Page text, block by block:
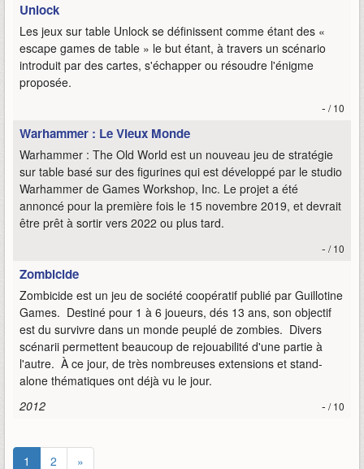
Unlock
Les jeux sur table Unlock se définissent comme étant des «
escape games de table » le but étant, à travers un scénario
introduit par des cartes, s'échapper ou résoudre l'énigme
proposée.
- / 10
Warhammer : Le Vieux Monde
Warhammer : The Old World est un nouveau jeu de stratégie
sur table basé sur des figurines qui est développé par le studio
Warhammer de Games Workshop, Inc. Le projet a été
annoncé pour la première fois le 15 novembre 2019, et devrait
être prêt à sortir vers 2022 ou plus tard.
- / 10
Zombicide
Zombicide est un jeu de société coopératif publié par Guillotine
Games. Destiné pour 1 à 6 joueurs, dés 13 ans, son objectif
est du survivre dans un monde peuplé de zombies. Divers
scénarii permettent beaucoup de rejouabilité d'une partie à
l'autre. À ce jour, de très nombreuses extensions et stand-
alone thématiques ont déjà vu le jour.
2012
- / 10
1 2 »